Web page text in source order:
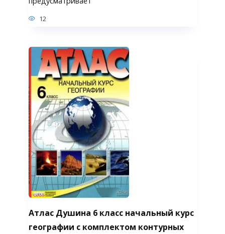
12
Атлас Душина 6 класс начальный курс
географии с комплектом контурных